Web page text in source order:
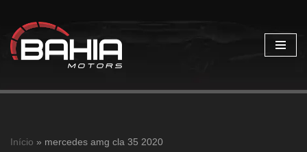
Pular
para
Início » mercedes amg cla 35 2020